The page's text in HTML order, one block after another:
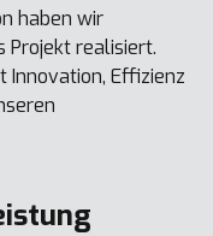
haben wir
Projekt realisiert.
Innovation, Effizienz